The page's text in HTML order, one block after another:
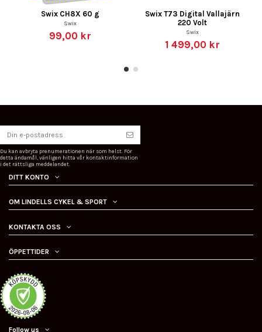
Swix CH8X 60 g
Swix
99,00 kr
Swix T73 Digital Vallajärn
220 Volt
Swix
1 499,00 kr
Du kan avbryta prenumerationen när som helst. För
detta ändamål, vänligen hitta vår kontaktinformation
i det rättsliga meddelandet.
DITT KONTO
OM LINDELLS CYKEL & SPORT
KONTAKTA OSS
ÖPPETTIDER
Follow us